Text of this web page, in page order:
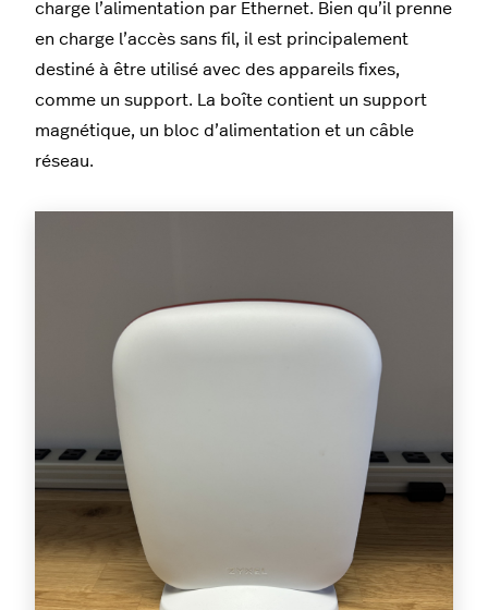
charge l’alimentation par Ethernet. Bien qu’il prenne
en charge l’accès sans fil, il est principalement
destiné à être utilisé avec des appareils fixes,
comme un support. La boîte contient un support
magnétique, un bloc d’alimentation et un câble
réseau.